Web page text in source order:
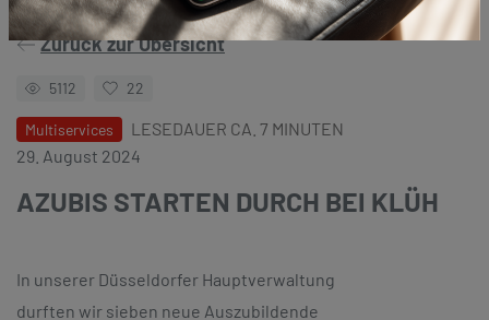
Zurück zur Übersicht
5112 22
Multiservices
LESEDAUER CA. 7 MINUTEN
29. August 2024
AZUBIS STARTEN DURCH BEI KLÜH
In unserer Düsseldorfer Hauptverwaltung
durften wir sieben neue Auszubildende